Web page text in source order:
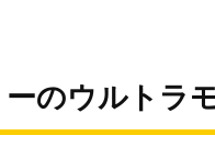
のウルトラ